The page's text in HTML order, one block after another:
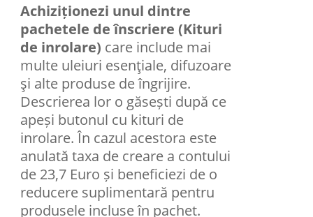
Achiziționezi unul dintre
pachetele de înscriere (Kituri
de inrolare) care include mai
multe uleiuri esenţiale, difuzoare
şi alte produse de îngrijire.
Descrierea lor o găsești după ce
apeși butonul cu kituri de
inrolare. În cazul acestora este
anulată taxa de creare a contului
de 23,7 Euro și beneficiezi de o
reducere suplimentară pentru
produsele incluse în pachet.